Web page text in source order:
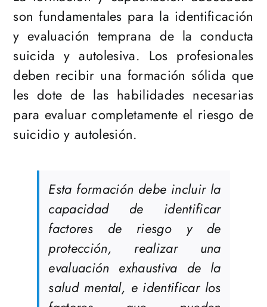
son fundamentales para la identificación
y evaluación temprana de la conducta
suicida y autolesiva. Los profesionales
deben recibir una formación sólida que
les dote de las habilidades necesarias
para evaluar completamente el riesgo de
suicidio y autolesión.
Esta formación debe incluir la
capacidad de identificar
factores de riesgo y de
protección, realizar una
evaluación exhaustiva de la
salud mental, e identificar los